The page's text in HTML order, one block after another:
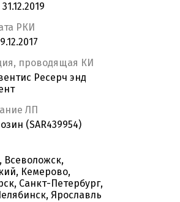
РКИ
проводящая КИ
Ресерч энд
ЛП
(SAR439954)
Всеволожск,
Кемерово,
Санкт-Петербург,
Ярославль